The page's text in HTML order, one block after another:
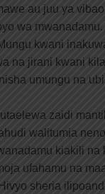
au juu ya
wa
kwani
na jirani kwani
umungu na
zaidi
walitumia
kiakili na
ufahamu na
sheria